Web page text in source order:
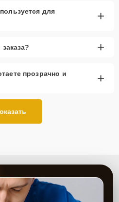
для
+
+
прозрачно и
+